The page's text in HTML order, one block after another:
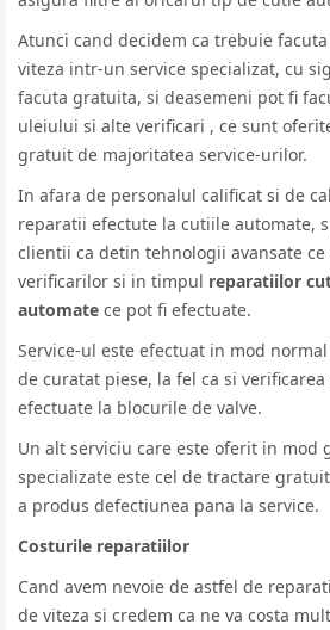
Atunci cand decidem ca trebuie
viteza intr-un service specializat, cu
facuta gratuita, si deasemeni pot fi
uleiului si alte verificari , ce sunt
gratuit de majoritatea service-urilor.
In afara de personalul calificat si de
reparatii efectute la cutiile automate,
clientii ca detin tehnologii avansate
verificarilor si in timpul reparatiilor
automate ce pot fi efectuate.
Service-ul este efectuat in mod
de curatat piese, la fel ca si
efectuate la blocurile de valve.
Un alt serviciu care este oferit in mod
specializate este cel de tractare
a produs defectiunea pana la service.
Costurile reparatiilor
Cand avem nevoie de astfel de
de viteza si credem ca ne va costa